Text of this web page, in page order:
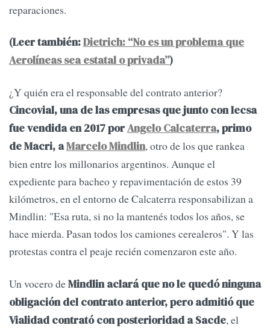
reparaciones.
(Leer también:Dietrich: “No es un problema que
Aerolíneas sea estatal o privada”)
¿Y quién era el responsable del contrato anterior?
Cincovial, una de las empresas que junto con Iecsa
fue vendida en 2017 porAngelo Calcaterra, primo
de Macri, aMarcelo Mindlin, otro de los que rankea
bien entre los millonarios argentinos. Aunque el
expediente para bacheo y repavimentación de estos 39
kilómetros, en el entorno de Calcaterra responsabilizan a
Mindlin: "Esa ruta, si no la mantenés todos los años, se
hace mierda. Pasan todos los camiones cerealeros". Y las
protestas contra el peaje recién comenzaron este año.
Un vocero deMindlin aclará que no le quedó ninguna
obligación del contrato anterior, pero admitió que
Vialidad contrató con posterioridad a Sacde, el